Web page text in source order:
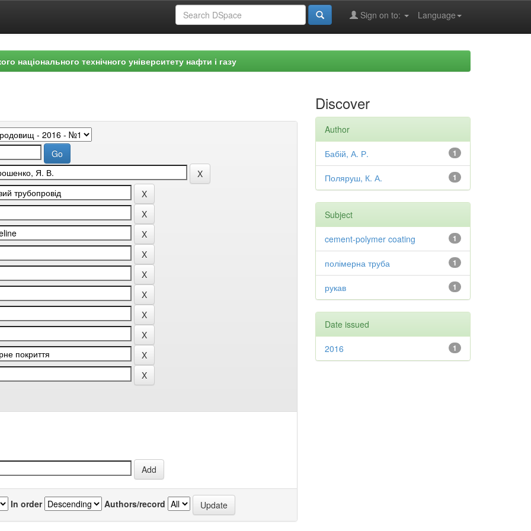
Language
Sign on to:
національного технічного університету нафти і газу
In order Authors/record
Discover
Author
1
Бабій, А. Р.
1
Поляруш, К. А.
Subject
1
cement-polymer coating
1
полімерна труба
1
рукав
Date issued
1
2016